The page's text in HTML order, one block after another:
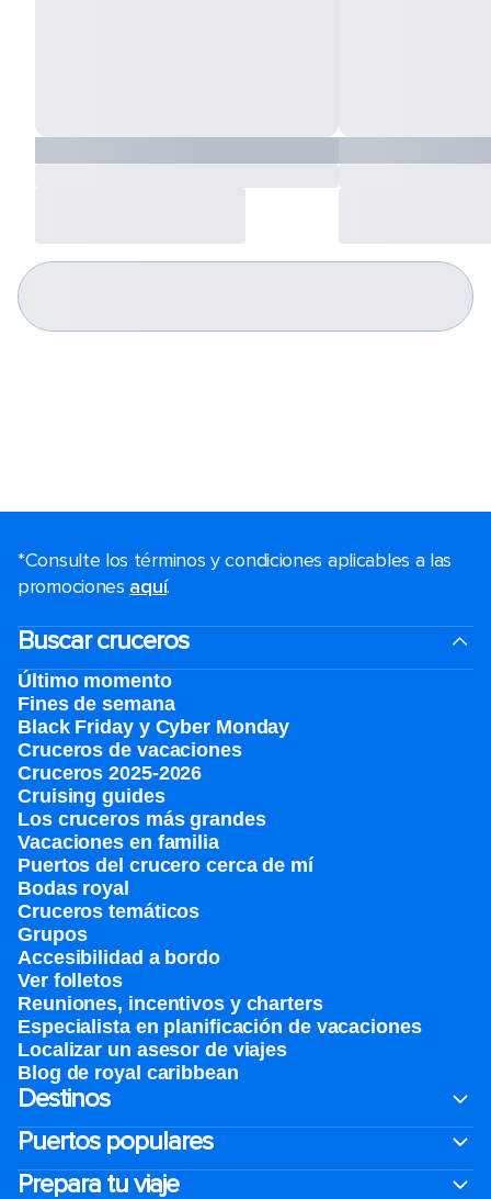
*Consulte los términos y condiciones aplicables a las
promociones aquí.
Buscar cruceros
Último momento
Fines de semana
Black Friday y Cyber Monday
Cruceros de vacaciones
Cruceros 2025-2026
Cruising guides
Los cruceros más grandes
Vacaciones en familia
Puertos del crucero cerca de mí
Bodas royal
Cruceros temáticos
Grupos
Accesibilidad a bordo
Ver folletos
Reuniones, incentivos y charters​
Especialista en planificación de vacaciones
Localizar un asesor de viajes
Blog de royal caribbean
Destinos
Puertos populares
Prepara tu viaje